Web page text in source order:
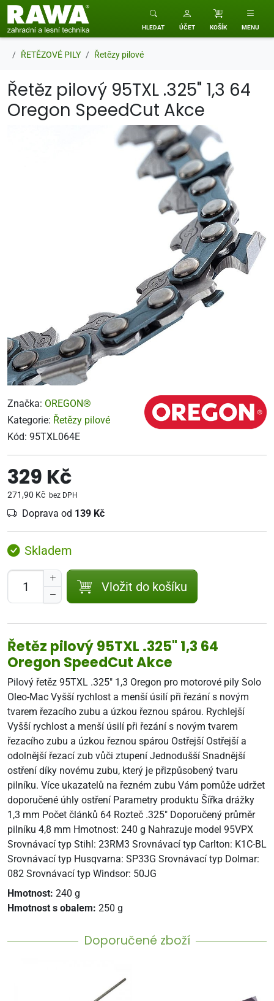
RAWA zahradní a lesní technika
HLEDAT ÚČET KOŠÍK MENU
ŘETĚZOVÉ PILY Řetězy pilové
Řetěz pilový 95TXL .325" 1,3 64
Oregon SpeedCut Akce
Značka: OREGON®
Kategorie: Řetězy pilové
Kód: 95TXL064E
329 Kč
271,90 Kč bez DPH
Doprava od 139 Kč
Skladem
Vložit do košíku
Řetěz pilový 95TXL .325" 1,3 64
Oregon SpeedCut Akce
Pilový řetěz 95TXL .325" 1,3 Oregon pro motorové pily Solo
Oleo-Mac Vyšší rychlost a menší úsilí při řezání s novým
tvarem řezacího zubu a úzkou řeznou spárou. Rychlejší
Vyšší rychlost a menší úsilí při řezání s novým tvarem
řezacího zubu a úzkou řeznou spárou Ostřejší Ostřejší a
odolnější řezací zub vůči ztupení Jednodušší Snadnější
ostření díky novému zubu, který je přizpůsobený tvaru
pilníku. Více ukazatelů na řezném zubu Vám pomůže udržet
doporučené úhly ostření Parametry produktu Šířka drážky
1,3 mm Počet článků 64 Rozteč .325" Doporučený průměr
pilníku 4,8 mm Hmotnost: 240 g Nahrazuje model 95VPX
Srovnávací typ Stihl: 23RM3 Srovnávací typ Carlton: K1C-BL
Srovnávací typ Husqvarna: SP33G Srovnávací typ Dolmar:
082 Srovnávací typ Windsor: 50JG
Hmotnost: 240 g
Hmotnost s obalem: 250 g
Doporučené zboží